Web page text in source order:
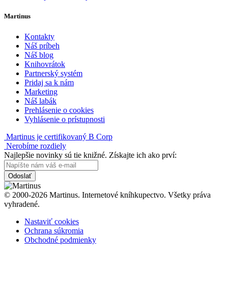
Martinus
Kontakty
Náš príbeh
Náš blog
Knihovrátok
Partnerský systém
Pridaj sa k nám
Marketing
Náš labák
Prehlásenie o cookies
Vyhlásenie o prístupnosti
Martinus je certifikovaný B Corp
Nerobíme rozdiely
Najlepšie novinky sú tie knižné. Získajte ich ako prví:
Odoslať
© 2000-2026 Martinus. Internetové kníhkupectvo. Všetky práva
vyhradené.
Nastaviť cookies
Ochrana súkromia
Obchodné podmienky